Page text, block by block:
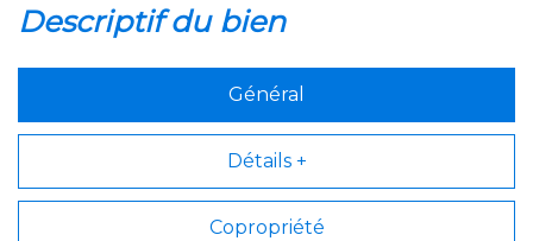
descriptif du bien
Général
Détails +
Copropriété